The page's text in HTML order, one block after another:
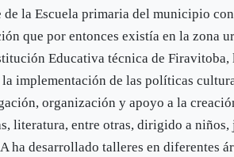
de la Escuela primaria del municipio
que por entonces existía en la zona
Educativa técnica de
implementación de las políticas
organización y apoyo a la
literatura, entre otras, dirigido a
ha desarrollado talleres en diferentes